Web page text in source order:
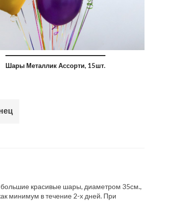
Шары Металлик Ассорти, 15шт.
большие красивые шары, диаметром 35см.,
минимум в течение 2-х дней. При